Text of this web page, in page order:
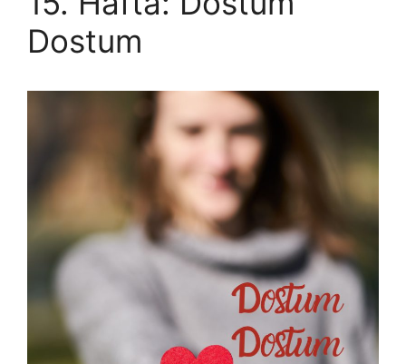
Dostum